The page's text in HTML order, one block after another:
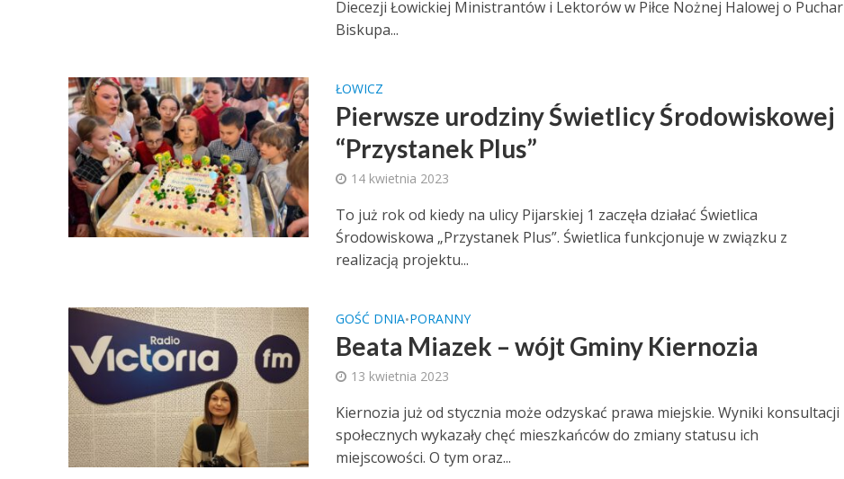
Diecezji Łowickiej Ministrantów i Lektorów w Piłce Nożnej Halowej o Puchar
Biskupa...
ŁOWICZ
Pierwsze urodziny Świetlicy Środowiskowej
“Przystanek Plus”
14 kwietnia 2023
To już rok od kiedy na ulicy Pijarskiej 1 zaczęła działać Świetlica
Środowiskowa „Przystanek Plus”. Świetlica funkcjonuje w związku z
realizacją projektu...
GOŚĆ DNIA•PORANNY
Beata Miazek – wójt Gminy Kiernozia
13 kwietnia 2023
Kiernozia już od stycznia może odzyskać prawa miejskie. Wyniki konsultacji
społecznych wykazały chęć mieszkańców do zmiany statusu ich
miejscowości. O tym oraz...